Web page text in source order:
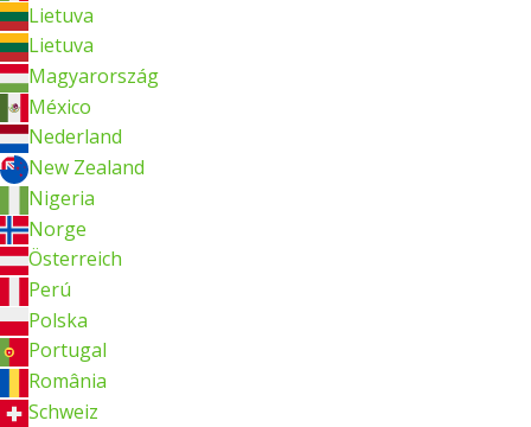
Lietuva
Lietuva
Magyarország
México
Nederland
New Zealand
Nigeria
Norge
Österreich
Perú
Polska
Portugal
România
Schweiz